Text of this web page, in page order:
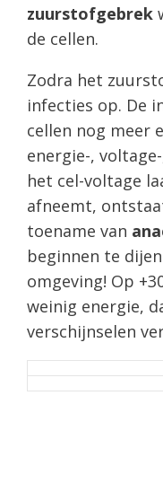
zuurstofgebrek
de cellen.
Zodra het
infecties op. De
cellen nog meer
energie-,
het cel-voltage
afneemt,
toename van
beginnen te
omgeving! Op
weinig energie,
verschijnselen